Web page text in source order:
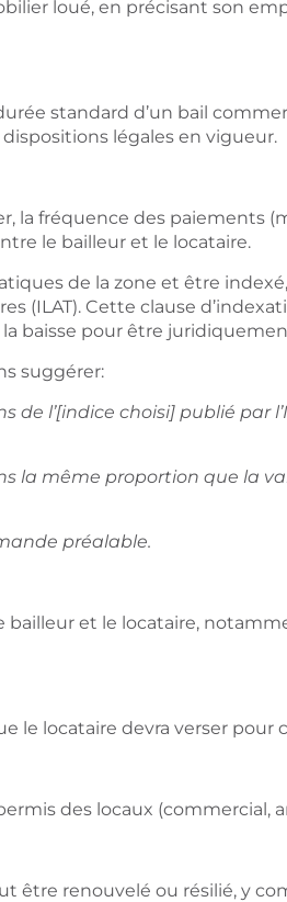
loué, en précisant son
standard d’un bail
légales en vigueur.
fréquence des paiements
le bailleur et le locataire.
de la zone et être
(ILAT). Cette clause
baisse pour être
suggérer:
l’[indice choisi] publié par
la même proportion que la
préalable.
et le locataire,
locataire devra verser pour
des locaux
être renouvelé ou résilié, y